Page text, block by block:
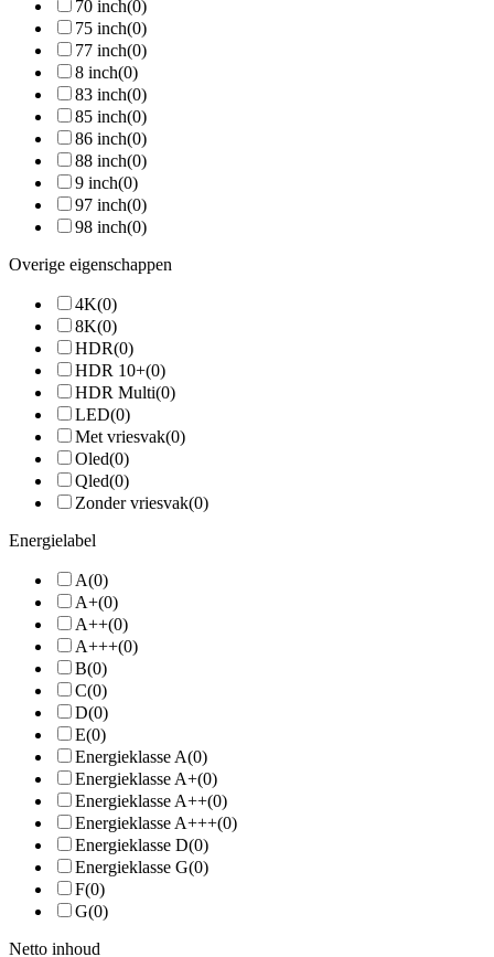
70 inch(0)
75 inch(0)
77 inch(0)
8 inch(0)
83 inch(0)
85 inch(0)
86 inch(0)
88 inch(0)
9 inch(0)
97 inch(0)
98 inch(0)
Overige eigenschappen
4K(0)
8K(0)
HDR(0)
HDR 10+(0)
HDR Multi(0)
LED(0)
Met vriesvak(0)
Oled(0)
Qled(0)
Zonder vriesvak(0)
Energielabel
A(0)
A+(0)
A++(0)
A+++(0)
B(0)
C(0)
D(0)
E(0)
Energieklasse A(0)
Energieklasse A+(0)
Energieklasse A++(0)
Energieklasse A+++(0)
Energieklasse D(0)
Energieklasse G(0)
F(0)
G(0)
Netto inhoud